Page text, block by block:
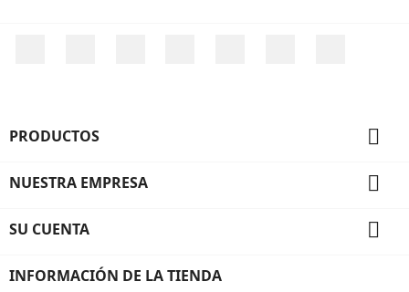
PRODUCTOS 
NUESTRA EMPRESA 
SU CUENTA 
INFORMACIÓN DE LA TIENDA